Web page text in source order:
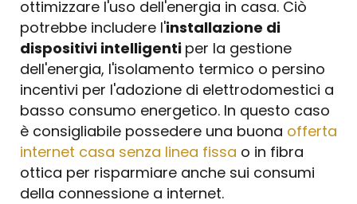
ottimizzare l'uso dell'energia in casa. Ciò
potrebbe includere l'installazione di
dispositivi intelligenti per la gestione
dell'energia, l'isolamento termico o persino
incentivi per l'adozione di elettrodomestici a
basso consumo energetico. In questo caso
è consigliabile possedere una buona offerta
internet casa senza linea fissa o in fibra
ottica per risparmiare anche sui consumi
della connessione a internet.